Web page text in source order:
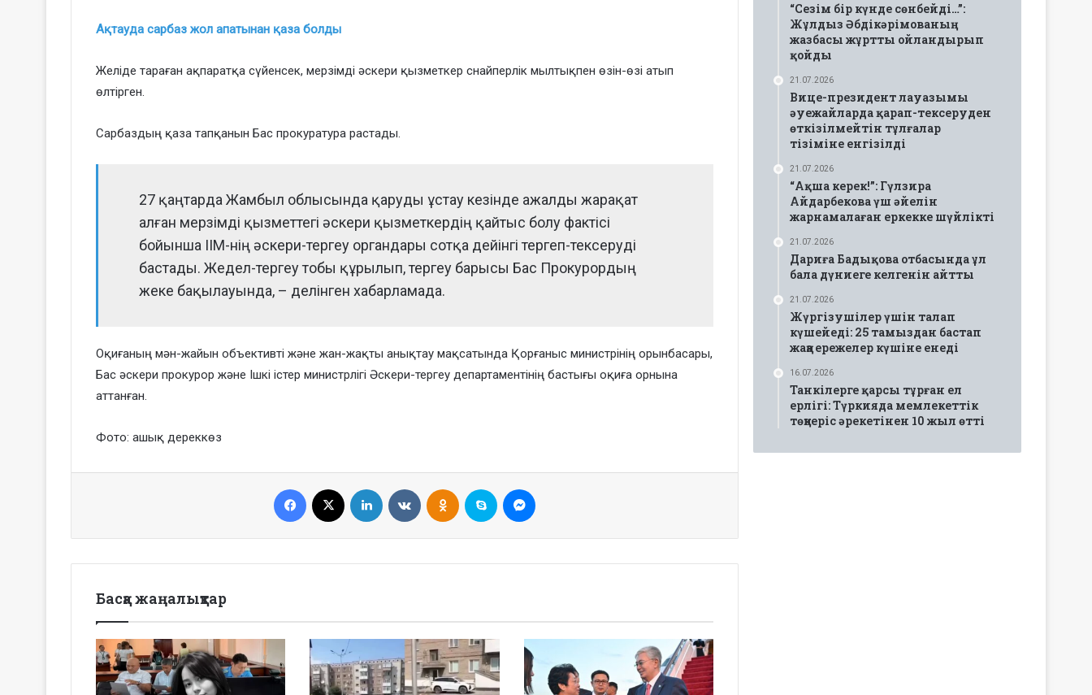
Ақтауда сарбаз жол апатынан қаза болды
Желіде тараған ақпаратқа сүйенсек, мерзімді әскери қызметкер снайперлік мылтықпен өзін-өзі атып
өлтірген.
Сарбаздың қаза тапқанын Бас прокуратура растады.
27 қаңтарда Жамбыл облысында қаруды ұстау кезінде ажалды жарақат
алған мерзімді қызметтегі әскери қызметкердің қайтыс болу фактісі
бойынша ІІМ-нің әскери-тергеу органдары сотқа дейінгі тергеп-тексеруді
бастады. Жедел-тергеу тобы құрылып, тергеу барысы Бас Прокурордың
жеке бақылауында, – делінген хабарламада.
Оқиғаның мән-жайын объективті және жан-жақты анықтау мақсатында Қорғаныс министрінің орынбасары,
Бас әскери прокурор және Ішкі істер министрлігі Әскери-тергеу департаментінің бастығы оқиға орнына
аттанған.
Фото: ашық дереккөз
Facebook LinkedIn VKontakteOdnoklassniki
Skype
Басқа жаңалықтар
“Сезім бір күнде сөнбейді…”:
Жұлдыз Әбдікәрімованың
жазбасы жұртты ойландырып
қойды
21.07.2026
Вице-президент лауазымы
әуежайларда қарап-тексеруден
өткізілмейтін тұлғалар
тізіміне енгізілді
21.07.2026
“Ақша керек!”: Гүлзира
Айдарбекова үш әйелін
жарнамалаған еркекке шүйлікті
21.07.2026
Дариға Бадықова отбасында ұл
бала дүниеге келгенін айтты
21.07.2026
Жүргізушілер үшін талап
күшейеді: 25 тамыздан бастап
жаңа ережелер күшіне енеді
16.07.2026
Танкілерге қарсы тұрған ел
ерлігі: Түркияда мемлекеттік
төңкеріс әрекетінен 10 жыл өтті